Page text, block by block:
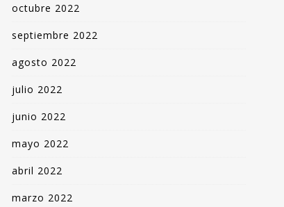
octubre 2022
septiembre 2022
agosto 2022
julio 2022
junio 2022
mayo 2022
abril 2022
marzo 2022